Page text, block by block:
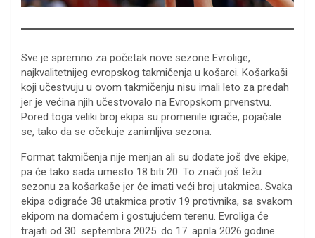
Sve je spremno za početak nove sezone Evrolige,
najkvalitetnijeg evropskog takmičenja u košarci. Košarkaši
koji učestvuju u ovom takmičenju nisu imali leto za predah
jer je većina njih učestvovalo na Evropskom prvenstvu.
Pored toga veliki broj ekipa su promenile igrače, pojačale
se, tako da se očekuje zanimljiva sezona.
Format takmičenja nije menjan ali su dodate još dve ekipe,
pa će tako sada umesto 18 biti 20. To znači još težu
sezonu za košarkaše jer će imati veći broj utakmica. Svaka
ekipa odigraće 38 utakmica protiv 19 protivnika, sa svakom
ekipom na domaćem i gostujućem terenu. Evroliga će
trajati od 30. septembra 2025. do 17. aprila 2026.godine.